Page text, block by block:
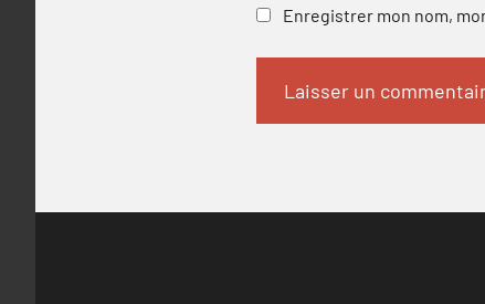
Enregistrer mon nom,